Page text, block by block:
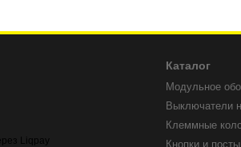
Каталог
Модульное
Выключатели
Клеммные
Кнопки и